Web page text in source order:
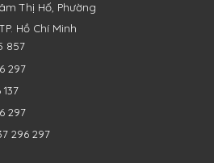
Thị Hố, Phường
Hồ Chí Minh
857
297
297
296 297